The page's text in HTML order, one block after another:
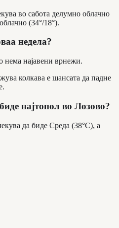
во сабота делумно облачно
(34°/18°).
недела?
нема најавени врнежи.
колкава е шансата да падне
најтопол во Лозово?
да биде Среда (38°C), а